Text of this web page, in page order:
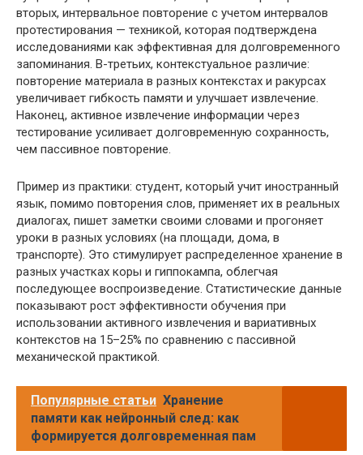
вторых, интервальное повторение с учетом интервалов
протестирования — техникой, которая подтверждена
исследованиями как эффективная для долговременного
запоминания. В-третьих, контекстуальное различие:
повторение материала в разных контекстах и ракурсах
увеличивает гибкость памяти и улучшает извлечение.
Наконец, активное извлечение информации через
тестирование усиливает долговременную сохранность,
чем пассивное повторение.
Пример из практики: студент, который учит иностранный
язык, помимо повторения слов, применяет их в реальных
диалогах, пишет заметки своими словами и прогоняет
уроки в разных условиях (на площади, дома, в
транспорте). Это стимулирует распределенное хранение в
разных участках коры и гиппокампа, облегчая
последующее воспроизведение. Статистические данные
показывают рост эффективности обучения при
использовании активного извлечения и вариативных
контекстов на 15–25% по сравнению с пассивной
механической практикой.
Популярные статьи Хранение
памяти как нейронный след: как
формируется долговременная пам